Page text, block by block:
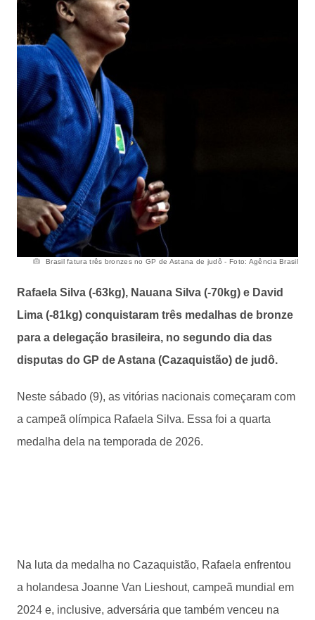
Brasil fatura três bronzes no GP de Astana de judô - Foto: Agência Brasil
Rafaela Silva (-63kg), Nauana Silva (-70kg) e David
Lima (-81kg) conquistaram três medalhas de bronze
para a delegação brasileira, no segundo dia das
disputas do GP de Astana (Cazaquistão) de judô.
Neste sábado (9), as vitórias nacionais começaram com
a campeã olímpica Rafaela Silva. Essa foi a quarta
medalha dela na temporada de 2026.
Na luta da medalha no Cazaquistão, Rafaela enfrentou
a holandesa Joanne Van Lieshout, campeã mundial em
2024 e, inclusive, adversária que também venceu na